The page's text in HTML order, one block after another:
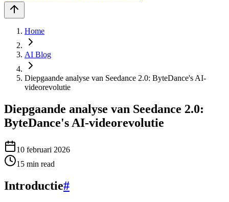
Home
AI Blog
Diepgaande analyse van Seedance 2.0: ByteDance's AI-
videorevolutie
Diepgaande analyse van Seedance 2.0:
ByteDance's AI-videorevolutie
10 februari 2026
15 min read
Introductie#